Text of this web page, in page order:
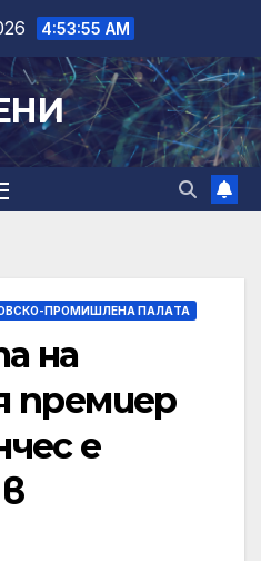
4:53:56 AM
ПРОМИШЛЕНА ПАЛAТА
на
премиер
е